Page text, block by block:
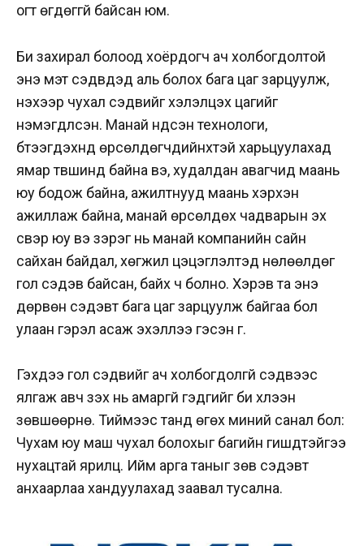
огт өгдөггүй байсан юм.
Би захирал болоод хоёрдогч ач холбогдолтой
энэ мэт сэдвүүдэд аль болох бага цаг зарцуулж,
үнэхээр чухал сэдвийг хэлэлцэх цагийг
нэмэгдүүлсэн. Манай үндсэн технологи,
бүтээгдэхүүнүүд өрсөлдөгчдийнхтэй харьцуулахад
ямар түвшинд байна вэ, худалдан авагчид маань
юу бодож байна, ажилтнууд маань хэрхэн
ажиллаж байна, манай өрсөлдөх чадварын эх
үүсвэр юу вэ зэрэг нь манай компанийн сайн
сайхан байдал, хөгжил цэцэглэлтэд нөлөөлдөг
гол сэдэв байсан, байх ч болно. Хэрэв та энэ
дөрвөн сэдэвт бага цаг зарцуулж байгаа бол
улаан гэрэл асаж эхэллээ гэсэн үг.
Гэхдээ гол сэдвийг ач холбогдолгүй сэдвээс
ялгаж авч үзэх нь амаргүй гэдгийг би хүлээн
зөвшөөрнө. Тиймээс танд өгөх миний санал бол:
Чухам юу маш чухал болохыг багийн гишүүдтэйгээ
нухацтай ярилц. Ийм арга таныг зөв сэдэвт
анхаарлаа хандуулахад заавал тусална.